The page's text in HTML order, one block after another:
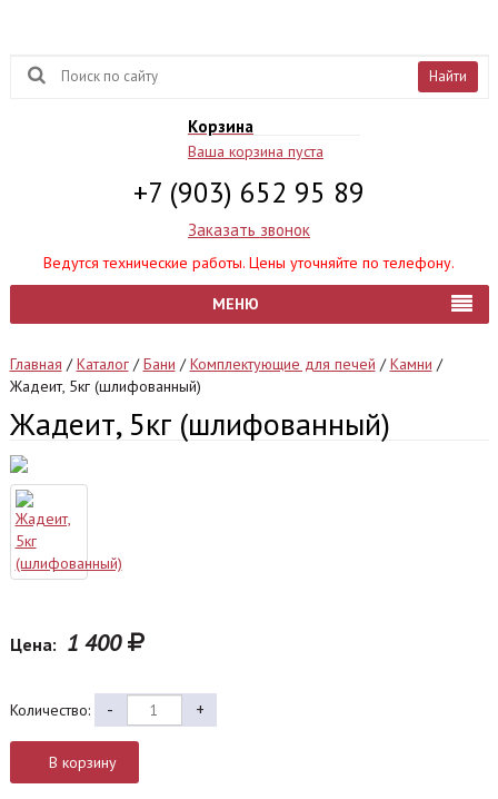
Найти
Корзина
Ваша корзина пуста
+7 (903) 652 95 89
Заказать звонок
Ведутся технические работы. Цены уточняйте по телефону.
МЕНЮ
Главная /Каталог/Бани /Комплектующие для печей /Камни /
Жадеит, 5кг (шлифованный)
Жадеит, 5кг (шлифованный)
Цена: 1 400
Количество: - +
В корзину